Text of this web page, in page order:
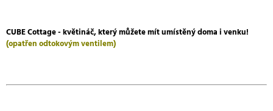
CUBE Cottage - květináč, který můžete mít umístěný doma i venku!
(opatřen odtokovým ventilem)